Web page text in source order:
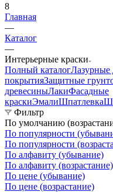
8
Главная
—
Каталог
—
Интерьерные краски
Полный каталогЛазурные
покрытияЗащитные
древесиныЛакиФасадные
краскиЭмалиШпатлевка
Фильтр
По умолчанию
По популярности
По популярности
По алфавиту (убывание)
По алфавиту (возрастание)
По цене (убывание)
По цене (возрастание)